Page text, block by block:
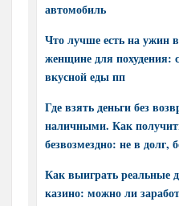
автомобиль
Что лучше есть на ужин
женщине для похудения:
вкусной еды пп
Где взять деньги без
наличными. Как
безвозмездно: не в долг,
Как выиграть реальные
казино: можно ли